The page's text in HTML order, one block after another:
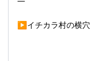
▶イチカラ村の横穴